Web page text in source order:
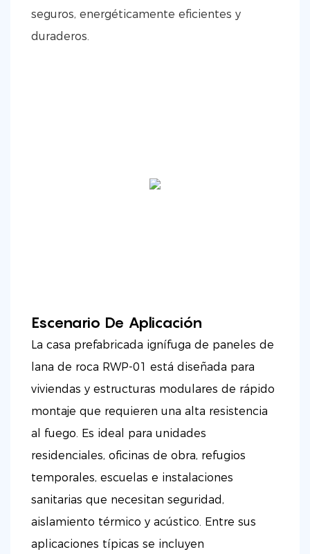
seguros, energéticamente eficientes y
duraderos.
Escenario De Aplicación
La casa prefabricada ignífuga de paneles de
lana de roca RWP-01 está diseñada para
viviendas y estructuras modulares de rápido
montaje que requieren una alta resistencia
al fuego. Es ideal para unidades
residenciales, oficinas de obra, refugios
temporales, escuelas e instalaciones
sanitarias que necesitan seguridad,
aislamiento térmico y acústico. Entre sus
aplicaciones típicas se incluyen